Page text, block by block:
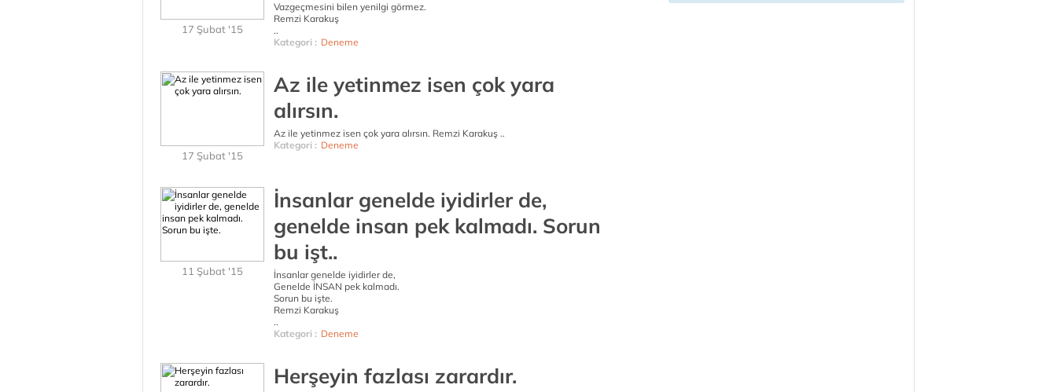
17 Şubat '15
Vazgeçmesini bilen yenilgi görmez.
Remzi Karakuş
..
Kategori : Deneme
17 Şubat '15
Az ile yetinmez isen çok yara
alırsın.
Az ile yetinmez isen çok yara alırsın. Remzi Karakuş ..
Kategori : Deneme
11 Şubat '15
İnsanlar genelde iyidirler de,
genelde insan pek kalmadı. Sorun
bu işt..
İnsanlar genelde iyidirler de,
Genelde İNSAN pek kalmadı.
Sorun bu işte.
Remzi Karakuş
..
Kategori : Deneme
Herşeyin fazlası zarardır.